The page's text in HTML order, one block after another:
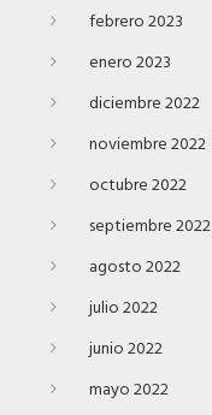
febrero 2023
enero 2023
diciembre 2022
noviembre 2022
octubre 2022
septiembre 2022
agosto 2022
julio 2022
junio 2022
mayo 2022